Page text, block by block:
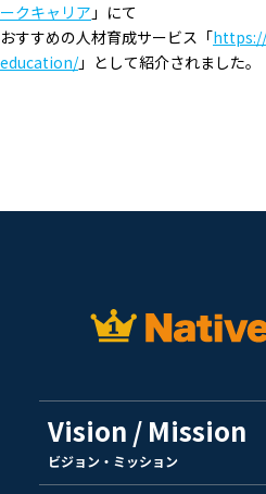
ークキャリア 」にて
おすすめの人材育成サービス「
education/」として紹介されました。
Vision / Mission
ビジョン・ミッション